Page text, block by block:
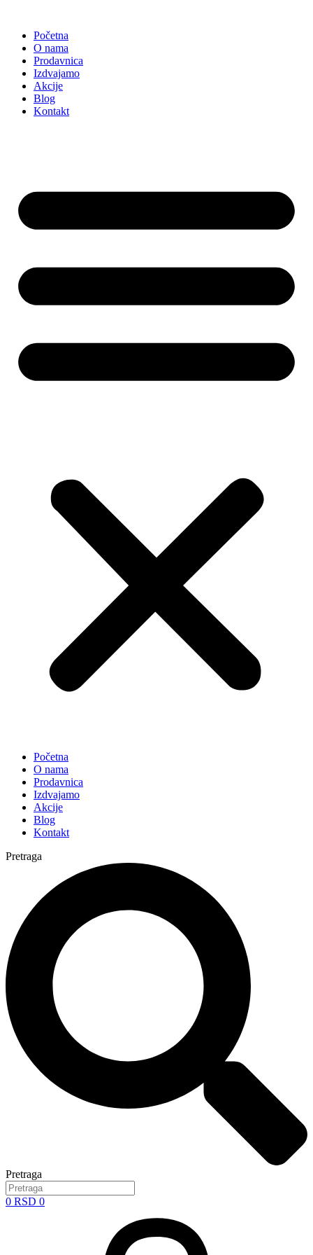
sadržajPočetna
O nama
Prodavnica
Izdvajamo
Akcije
Blog
Kontakt
Početna
O nama
Prodavnica
Izdvajamo
Akcije
Blog
Kontakt
Pretraga
Pretraga
0 RSD 0